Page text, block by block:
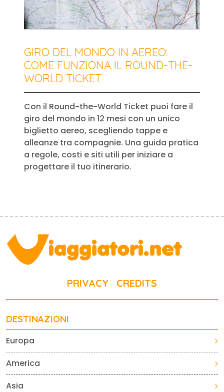
GIRO DEL MONDO IN AEREO:
COME FUNZIONA IL ROUND-THE-
WORLD TICKET
Con il Round-the-World Ticket puoi fare il
giro del mondo in 12 mesi con un unico
biglietto aereo, scegliendo tappe e
alleanze tra compagnie. Una guida pratica
a regole, costi e siti utili per iniziare a
progettare il tuo itinerario.
PRIVACY CREDITS
DESTINAZIONI
Europa
America
Asia